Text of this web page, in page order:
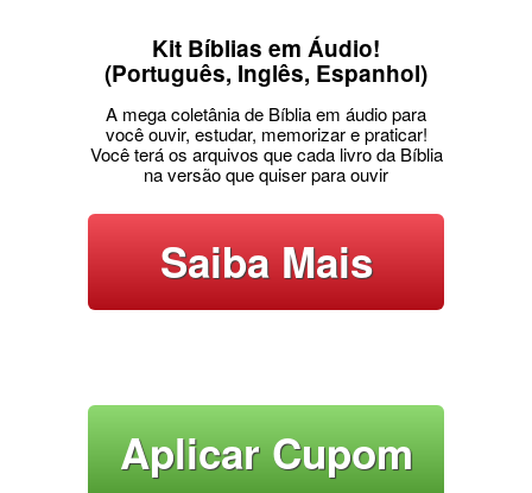
Kit Bíblias em Áudio!
(Português, Inglês, Espanhol)
A mega coletânia de Bíblia em áudio para
você ouvir, estudar, memorizar e praticar!
Você terá os arquivos que cada livro da Bíblia
na versão que quiser para ouvir
Saiba Mais
Aplicar Cupom